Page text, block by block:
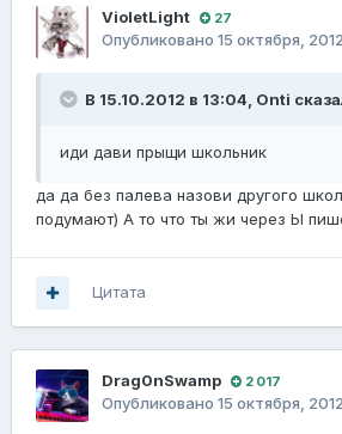
VioletLight 27
Опубликовано 15 октября, 2012
В 15.10.2012 в 13:04, Onti
иди дави прыщи школьник
да да без палева назови другого
подумают) А то что ты жи через Ы
Цитата
Drag0nSwamp 2 017
Опубликовано 15 октября, 2012